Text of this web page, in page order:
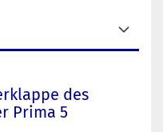
des
Prima 5